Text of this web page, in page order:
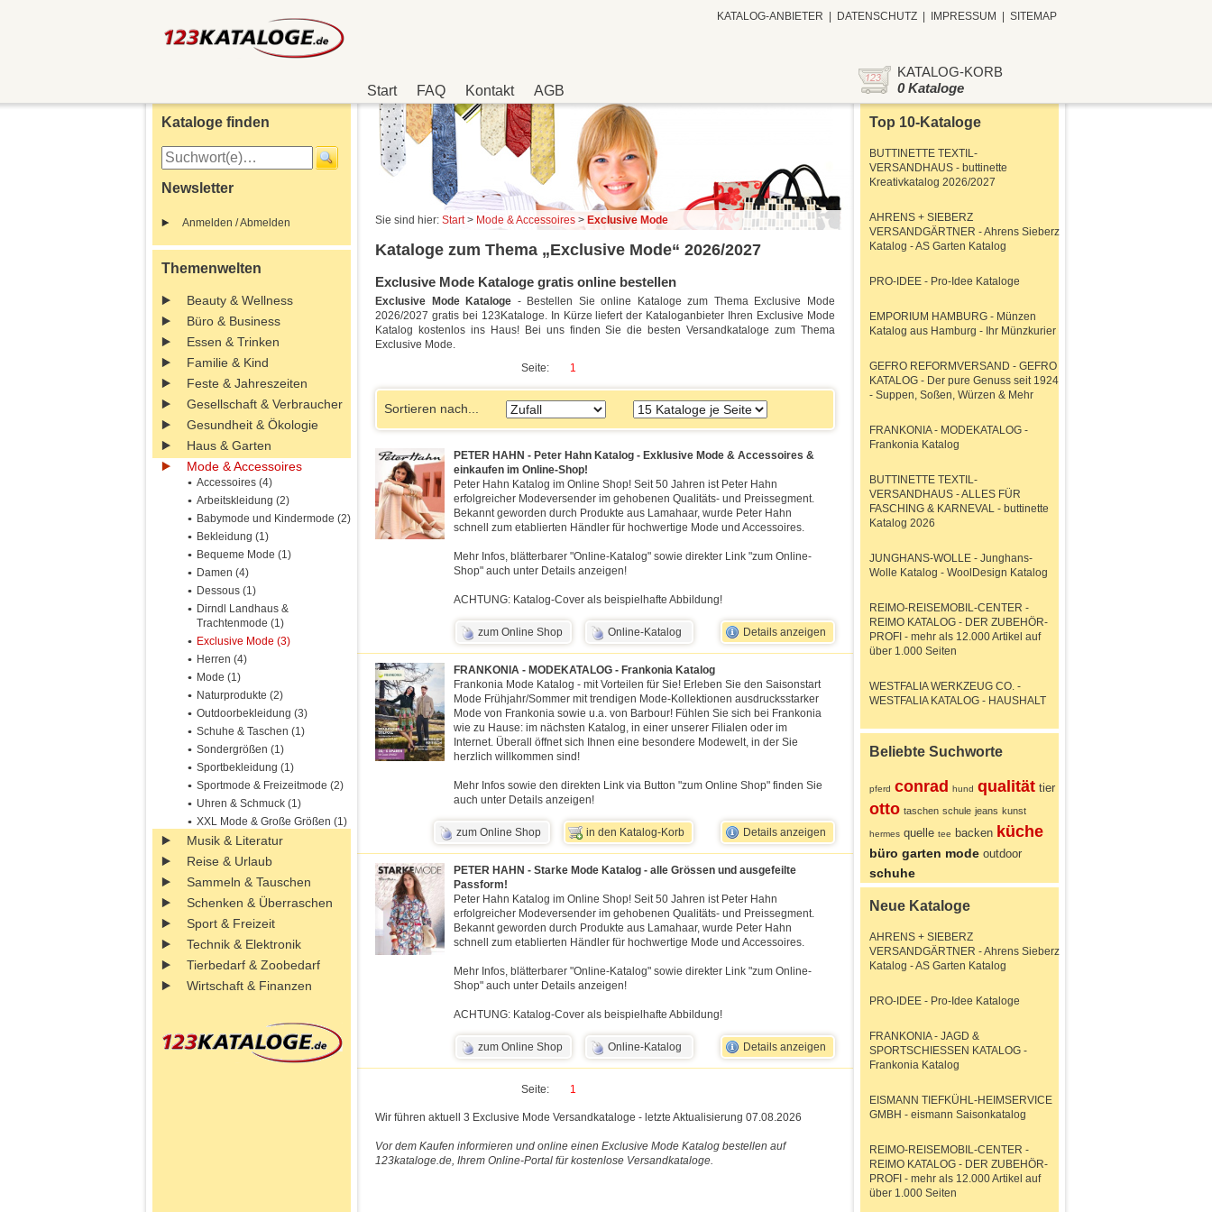
Start FAQ Kontakt AGB
KATALOG-ANBIETER DATENSCHUTZ IMPRESSUM SITEMAP
KATALOG-KORB
0 Kataloge
Kataloge finden
Newsletter
Anmelden / Abmelden
Themenwelten
Beauty & Wellness
Büro & Business
Essen & Trinken
Familie & Kind
Feste & Jahreszeiten
Gesellschaft & Verbraucher
Gesundheit & Ökologie
Haus & Garten
Mode & Accessoires
Accessoires (4)
Arbeitskleidung (2)
Babymode und Kindermode (2)
Bekleidung (1)
Bequeme Mode (1)
Damen (4)
Dessous (1)
Dirndl Landhaus &
Trachtenmode (1)
Exclusive Mode (3)
Herren (4)
Mode (1)
Naturprodukte (2)
Outdoorbekleidung (3)
Schuhe & Taschen (1)
Sondergrößen (1)
Sportbekleidung (1)
Sportmode & Freizeitmode (2)
Uhren & Schmuck (1)
XXL Mode & Große Größen (1)
Musik & Literatur
Reise & Urlaub
Sammeln & Tauschen
Schenken & Überraschen
Sport & Freizeit
Technik & Elektronik
Tierbedarf & Zoobedarf
Wirtschaft & Finanzen
Sie sind hier: Start> Mode & Accessoires > Exclusive Mode
Kataloge zum Thema „Exclusive Mode“ 2026/2027
Exclusive Mode Kataloge gratis online bestellen
Exclusive Mode Kataloge - Bestellen Sie online Kataloge zum Thema Exclusive Mode
2026/2027 gratis bei 123Kataloge. In Kürze liefert der Kataloganbieter Ihren Exclusive Mode
Katalog kostenlos ins Haus! Bei uns finden Sie die besten Versandkataloge zum Thema
Exclusive Mode.
Seite:
1
Sortieren nach...
PETER HAHN - Peter Hahn Katalog - Exklusive Mode & Accessoires &
einkaufen im Online-Shop!
Peter Hahn Katalog im Online Shop! Seit 50 Jahren ist Peter Hahn
erfolgreicher Modeversender im gehobenen Qualitäts- und Preissegment.
Bekannt geworden durch Produkte aus Lamahaar, wurde Peter Hahn
schnell zum etablierten Händler für hochwertige Mode und Accessoires.
Mehr Infos, blätterbarer "Online-Katalog" sowie direkter Link "zum Online-
Shop" auch unter Details anzeigen!
ACHTUNG: Katalog-Cover als beispielhafte Abbildung!
Details anzeigen
Online-Katalog
zum Online Shop
FRANKONIA - MODEKATALOG - Frankonia Katalog
Frankonia Mode Katalog - mit Vorteilen für Sie! Erleben Sie den Saisonstart
Mode Frühjahr/Sommer mit trendigen Mode-Kollektionen ausdrucksstarker
Mode von Frankonia sowie u.a. von Barbour! Fühlen Sie sich bei Frankonia
wie zu Hause: im nächsten Katalog, in einer unserer Filialen oder im
Internet. Überall öffnet sich Ihnen eine besondere Modewelt, in der Sie
herzlich willkommen sind!
Mehr Infos sowie den direkten Link via Button "zum Online Shop" finden Sie
auch unter Details anzeigen!
Details anzeigen
in den Katalog-Korb
zum Online Shop
PETER HAHN - Starke Mode Katalog - alle Grössen und ausgefeilte
Passform!
Peter Hahn Katalog im Online Shop! Seit 50 Jahren ist Peter Hahn
erfolgreicher Modeversender im gehobenen Qualitäts- und Preissegment.
Bekannt geworden durch Produkte aus Lamahaar, wurde Peter Hahn
schnell zum etablierten Händler für hochwertige Mode und Accessoires.
Mehr Infos, blätterbarer "Online-Katalog" sowie direkter Link "zum Online-
Shop" auch unter Details anzeigen!
ACHTUNG: Katalog-Cover als beispielhafte Abbildung!
Details anzeigen
Online-Katalog
zum Online Shop
Seite: 1
Wir führen aktuell 3 Exclusive Mode Versandkataloge - letzte Aktualisierung 07.08.2026
Vor dem Kaufen informieren und online einen Exclusive Mode Katalog bestellen auf
123kataloge.de, Ihrem Online-Portal für kostenlose Versandkataloge.
Top 10-Kataloge
BUTTINETTE TEXTIL-
VERSANDHAUS - buttinette
Kreativkatalog 2026/2027
AHRENS + SIEBERZ
VERSANDGÄRTNER - Ahrens Sieberz
Katalog - AS Garten Katalog
PRO-IDEE - Pro-Idee Kataloge
EMPORIUM HAMBURG - Münzen
Katalog aus Hamburg - Ihr Münzkurier
GEFRO REFORMVERSAND - GEFRO
KATALOG - Der pure Genuss seit 1924
- Suppen, Soßen, Würzen & Mehr
FRANKONIA - MODEKATALOG -
Frankonia Katalog
BUTTINETTE TEXTIL-
VERSANDHAUS - ALLES FÜR
FASCHING & KARNEVAL - buttinette
Katalog 2026
JUNGHANS-WOLLE - Junghans-
Wolle Katalog - WoolDesign Katalog
REIMO-REISEMOBIL-CENTER -
REIMO KATALOG - DER ZUBEHÖR-
PROFI - mehr als 12.000 Artikel auf
über 1.000 Seiten
WESTFALIA WERKZEUG CO. -
WESTFALIA KATALOG - HAUSHALT
Beliebte Suchworte
pferd conrad hund qualität tier
otto taschen schule jeans kunst
hermes quelle tee backen küche
büro garten mode outdoor
schuhe
Neue Kataloge
AHRENS + SIEBERZ
VERSANDGÄRTNER - Ahrens Sieberz
Katalog - AS Garten Katalog
PRO-IDEE - Pro-Idee Kataloge
FRANKONIA - JAGD &
SPORTSCHIESSEN KATALOG -
Frankonia Katalog
EISMANN TIEFKÜHL-HEIMSERVICE
GMBH - eismann Saisonkatalog
REIMO-REISEMOBIL-CENTER -
REIMO KATALOG - DER ZUBEHÖR-
PROFI - mehr als 12.000 Artikel auf
über 1.000 Seiten